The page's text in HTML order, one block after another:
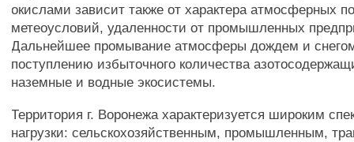
окислами зависит также от характера атмосферных
метеоусловий, удаленности от промышленных
Дальнейшее промывание атмосферы дождем и
поступлению избыточного количества
наземные и водные экосистемы.
Территория г. Воронежа характеризуется широким
нагрузки: сельскохозяйственным, промышленным,